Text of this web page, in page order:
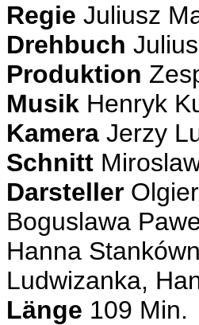
Regie Juliusz
Drehbuch
Produktion
Musik Henryk
Kamera Jerzy
Schnitt
Darsteller
Boguslawa
Hanna
Ludwizanka,
Länge 109 Min.